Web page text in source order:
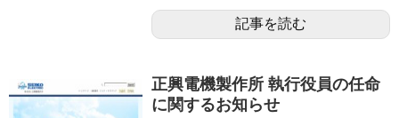
記事を読む
正興電機製作所 執行役員の任命
に関するお知らせ